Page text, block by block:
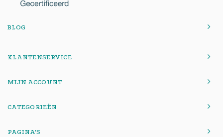
BLOG
KLANTENSERVICE
MIJN ACCOUNT
CATEGORIEËN
PAGINA'S